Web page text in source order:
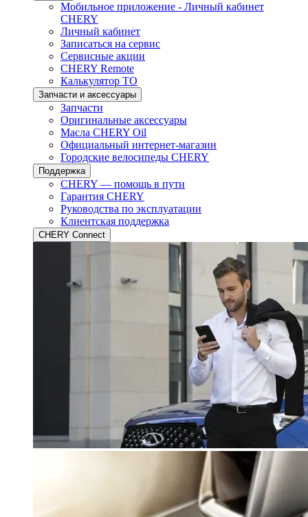
Мобильное приложение - Личный кабинет
CHERY
Личный кабинет
Записаться на сервис
Сервисные акции
CHERY Remote
Калькулятор ТО
Запчасти и аксессуары
Запчасти
Оригинальные аксессуары
Масла CHERY Oil
Официальный интернет-магазин
Городские велосипеды CHERY
Поддержка
CHERY — помощь в пути
Гарантия CHERY
Руководства по эксплуатации
Клиентская поддержка
CHERY Connect